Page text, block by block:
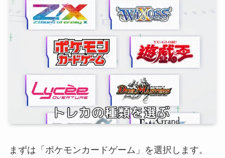
まずは「ポケモンカードゲーム」を選択します。